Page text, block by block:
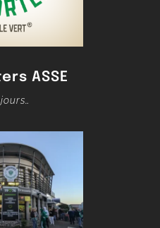
ASSE